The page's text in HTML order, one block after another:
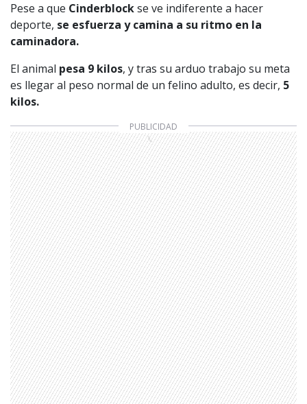
Pese a que Cinderblockse ve indiferente a hacer
deporte, se esfuerza y camina a su ritmo en la
caminadora.
El animal pesa 9 kilos, y tras su arduo trabajo su meta
es llegar al peso normal de un felino adulto, es decir, 5
kilos.